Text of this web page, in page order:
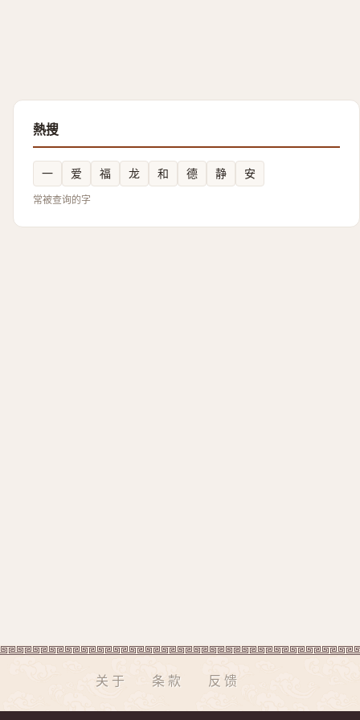
熱搜
一 爱 福 龙 和 德 静 安
常被查询的字
关于 条款 反馈